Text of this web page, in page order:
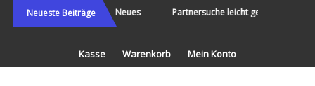
Direkt
zum
Neueste Beiträge
Die Welt bereisen und Neues
erleben
Partnersuche leicht gemacht
Kasse Warenkorb Mein Konto